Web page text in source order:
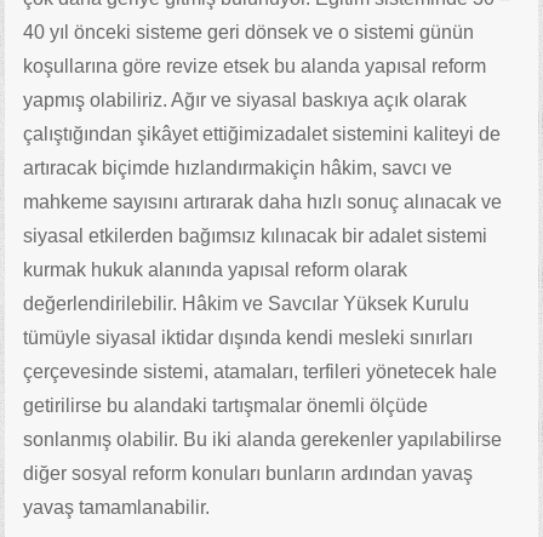
40 yıl önceki sisteme geri dönsek ve o sistemi günün
koşullarına göre revize etsek bu alanda yapısal reform
yapmış olabiliriz. Ağır ve siyasal baskıya açık olarak
çalıştığından şikâyet ettiğimizadalet sistemini kaliteyi de
artıracak biçimde hızlandırmakiçin hâkim, savcı ve
mahkeme sayısını artırarak daha hızlı sonuç alınacak ve
siyasal etkilerden bağımsız kılınacak bir adalet sistemi
kurmak hukuk alanında yapısal reform olarak
değerlendirilebilir. Hâkim ve Savcılar Yüksek Kurulu
tümüyle siyasal iktidar dışında kendi mesleki sınırları
çerçevesinde sistemi, atamaları, terfileri yönetecek hale
getirilirse bu alandaki tartışmalar önemli ölçüde
sonlanmış olabilir. Bu iki alanda gerekenler yapılabilirse
diğer sosyal reform konuları bunların ardından yavaş
yavaş tamamlanabilir.